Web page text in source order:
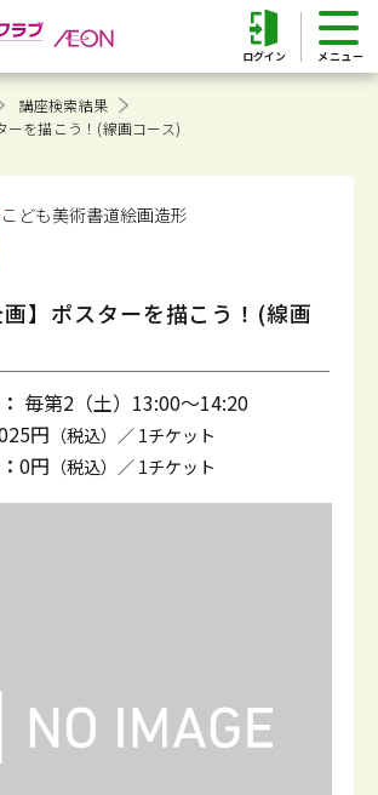
ログイン
講座検索結果
ーを描こう！(線画コース)
こども美術書道絵画造形
画】ポスターを描こう！(線画
毎第2（土）13:00～14:20
円 （税込）／ 1チケット
0円 （税込）／ 1チケット